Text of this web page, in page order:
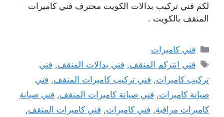
لكم فني تركيب بدالات الكويت محترف فني كاميرات
المنقف بالكويت .
التصنيفات
فني كاميرات
الوسوم
فني انتركم المنقف, فني بدالات المنقف, فني
تركيب كاميرات, فني تركيب كاميرات المنقف, فني
صيانة كاميرات, فني صيانة كاميرات المنقف, فني صيانة
كاميرات مراقبة, فني كاميرات, فني كاميرات المنقف,